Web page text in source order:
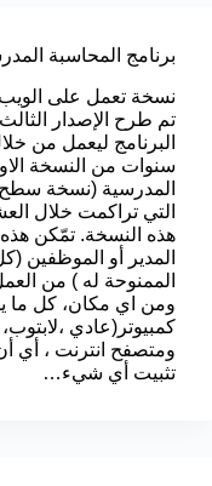
برنامج المحاسبة
نسخة تعمل على
تم طرح الإصدار
البرنامج ليعمل من
سنوات من النسخة
المدرسية (نسخة
التي تراكمت خلال
هذه النسخة. تمّكن
المدير أو الموظفين
الممنوحة له ) من
ومن اي مكان، كل ما
كمبيوتر(عادي
ومتصفح انترنت ، أي
تثبيت أي شيء…